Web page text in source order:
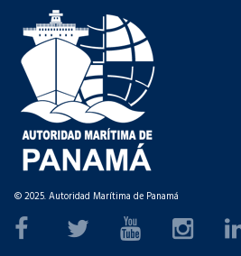
© 2025. Autoridad Marítima de Panamá